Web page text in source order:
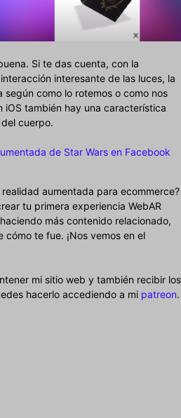
Si te das cuenta, con la
interesante de las luces, la
como lo rotemos o como nos
iOS también hay una característica
cuerpo.
de Star Wars en Facebook
aumentada para ecommerce?
tu primera experiencia WebAR
más contenido relacionado,
te fue. ¡Nos vemos en el
mi sitio web y también recibir los
hacerlo accediendo a mi patreon.